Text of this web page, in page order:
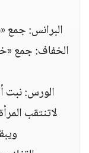
البرانس:
الخفاف: جمع
الورس: نبت
لاتنتقب